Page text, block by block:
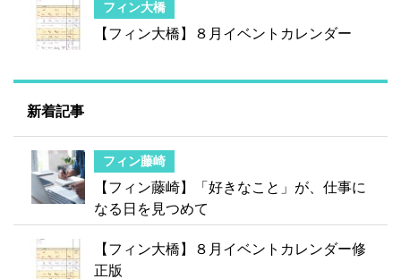
フィン大橋
【フィン大橋】８月イベントカレンダー
新着記事
フィン藤崎
【フィン藤崎】「好きなこと」が、仕事に
なる日を見つめて
【フィン大橋】８月イベントカレンダー修
正版